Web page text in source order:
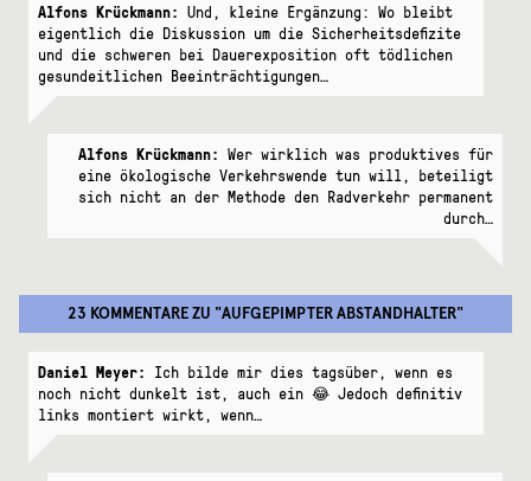
Alfons Krückmann: Und, kleine Ergänzung: Wo bleibt
eigentlich die Diskussion um die Sicherheitsdefizite
und die schweren bei Dauerexposition oft tödlichen
gesundeitlichen Beeinträchtigungen…
Alfons Krückmann: Wer wirklich was produktives für
eine ökologische Verkehrswende tun will, beteiligt
sich nicht an der Methode den Radverkehr permanent
durch…
23 KOMMENTAREZU "AUFGEPIMPTER ABSTANDHALTER"
Daniel Meyer: Ich bilde mir dies tagsüber, wenn es
noch nicht dunkelt ist, auch ein 😂 Jedoch definitiv
links montiert wirkt, wenn…